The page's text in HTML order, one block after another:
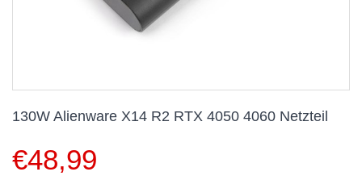
130W Alienware X14 R2 RTX 4050 4060 Netzteil
€48,99